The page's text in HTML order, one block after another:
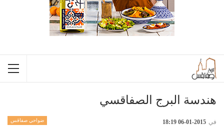
هندسة البرج الصفاقسي
ضواحي صفاقس في 2015-01-06 18:19